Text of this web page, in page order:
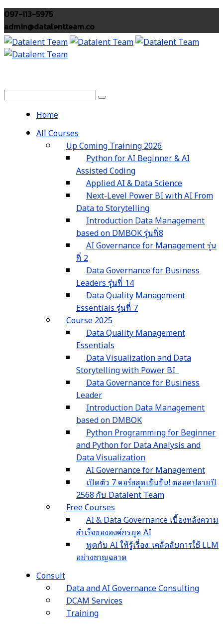
097-113-5975
admin@datalentteam.co
Home
All Courses
Up Coming Training 2026
Python for AI Beginner & AI
Assisted Coding
Applied AI & Data Science
Next-Level Power BI with AI From
Data to Storytelling
Introduction Data Management
based on DMBOK รุ่นที่8
AI Governance for Management รุ่น
ที่ 2
Data Governance for Business
Leaders รุ่นที่ 14
Data Quality Management
Essentials รุ่นที่ 7
Course 2025
Data Quality Management
Essentials
Data Visualization and Data
Storytelling with Power BI
Data Governance for Business
Leader
Introduction Data Management
based on DMBOK
Python Programming for Beginner
and Python for Data Analysis and
Data Visualization
AI Governance for Management
เปิดตัว 7 คอร์สสุดเข้มข้น! ตลอดปลายปี
2568 กับ Datalent Team
Free Courses
AI & Data Governance เบื้องหลังความ
สำเร็จขององค์กรยุค AI
พูดกับ AI ให้รู้เรื่อง: เคล็ดลับการใช้ LLM
อย่างชาญฉลาด
Consult
Data and AI Governance Consulting
DCAM Services
Training